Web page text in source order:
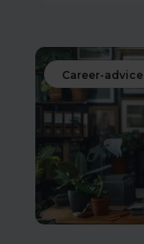
Career-advice